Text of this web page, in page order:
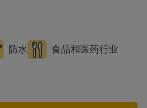
防水
食品和医药行业